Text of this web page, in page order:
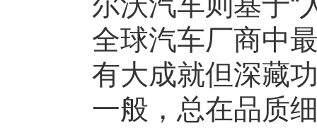
全球汽车厂商中
有大成就但深藏
一般，总在品质